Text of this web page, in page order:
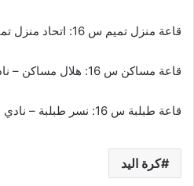
قاعة منزل تميم س 16: اتحاد منزل تميم – جمعية الحمامات
قاعة مساكن س 16: هلال مساكن – نادي كرة اليد بجمال
قاعة طبلبة س 16: نسر طبلبة – نادي ساقية الزيت
كرة اليد